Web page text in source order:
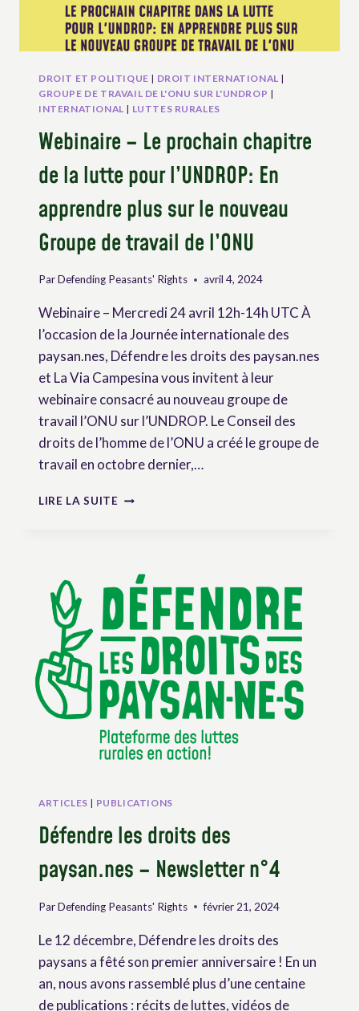
AU
NIVEAU
LOCAL
DROIT ET POLITIQUE | DROIT INTERNATIONAL |
GROUPE DE TRAVAIL DE L'ONU SUR L'UNDROP |
INTERNATIONAL | LUTTES RURALES
Webinaire – Le prochain chapitre
de la lutte pour l’UNDROP: En
apprendre plus sur le nouveau
Groupe de travail de l’ONU
ParDefending Peasants' Rights avril 4, 2024
Webinaire – Mercredi 24 avril 12h-14h UTC À
l’occasion de la Journée internationale des
paysan.nes, Défendre les droits des paysan.nes
et La Via Campesina vous invitent à leur
webinaire consacré au nouveau groupe de
travail l’ONU sur l’UNDROP. Le Conseil des
droits de l’homme de l’ONU a créé le groupe de
travail en octobre dernier,…
LIRE LA SUITE WEBINAIRE
LA
LUTTE
POUR
L’UNDROP:
EN
APPRENDRE
PLUS
SUR
LE
NOUVEAU
TRAVAIL
L’ONU
ARTICLES | PUBLICATIONS
Défendre les droits des
paysan.nes – Newsletter n°4
ParDefending Peasants' Rights février 21, 2024
Le 12 décembre, Défendre les droits des
paysans a fêté son premier anniversaire ! En un
an, nous avons rassemblé plus d’une centaine
de publications : récits de luttes, vidéos de